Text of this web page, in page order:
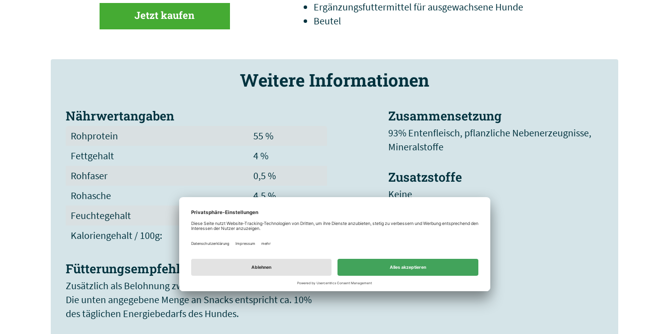
Jetzt kaufen
Ergänzungsfuttermittel für ausgewachsene Hunde
Beutel
Weitere Informationen
Nährwertangaben
Rohprotein
55 %
Fettgehalt
4 %
Rohfaser
0,5 %
Rohasche
4,5 %
Feuchtegehalt
25 %
Kaloriengehalt / 100g:
302 kcal
Fütterungsempfehlung
Zusätzlich als Belohnung zwischen den täglichen Mahlzeiten.
Die unten angegebene Menge an Snacks entspricht ca. 10%
des täglichen Energiebedarfs des Hundes.
Zusammensetzung
93% Entenfleisch, pflanzliche Nebenerzeugnisse,
Mineralstoffe
Zusatzstoffe
Keine